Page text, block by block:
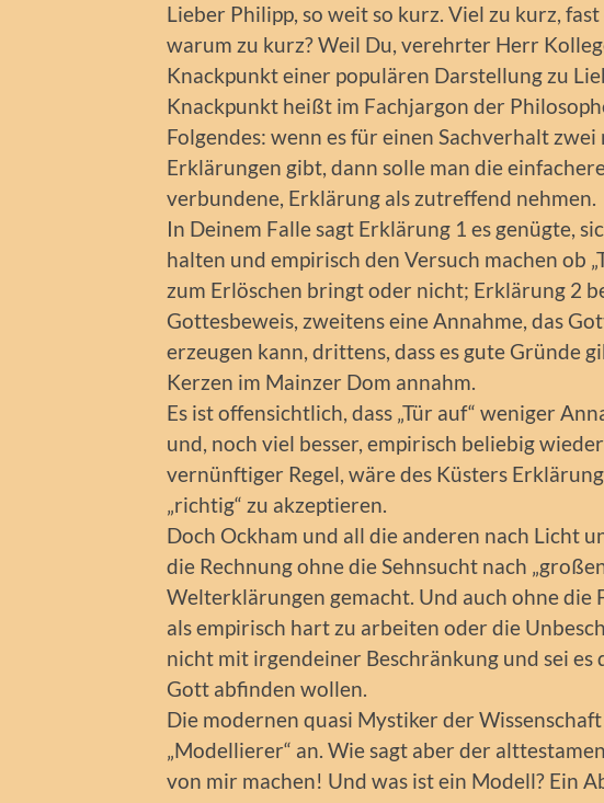
Lieber Philipp, so weit so kurz. Viel zu kurz,
warum zu kurz? Weil Du, verehrter Herr
Knackpunkt einer populären Darstellung zu
Knackpunkt heißt im Fachjargon der
Folgendes: wenn es für einen Sachverhalt
Erklärungen gibt, dann solle man die
verbundene, Erklärung als zutreffend nehmen.
In Deinem Falle sagt Erklärung 1 es genügte,
halten und empirisch den Versuch machen ob
zum Erlöschen bringt oder nicht; Erklärung 2
Gottesbeweis, zweitens eine Annahme, das
erzeugen kann, drittens, dass es gute Gründe
Kerzen im Mainzer Dom annahm.
Es ist offensichtlich, dass „Tür auf“ weniger
und, noch viel besser, empirisch beliebig
vernünftiger Regel, wäre des Küsters
„richtig“ zu akzeptieren.
Doch Ockham und all die anderen nach Licht
die Rechnung ohne die Sehnsucht nach
Welterklärungen gemacht. Und auch ohne die
als empirisch hart zu arbeiten oder die
nicht mit irgendeiner Beschränkung und sei
Gott abfinden wollen.
Die modernen quasi Mystiker der
„Modellierer“ an. Wie sagt aber der
von mir machen! Und was ist ein Modell? Ein